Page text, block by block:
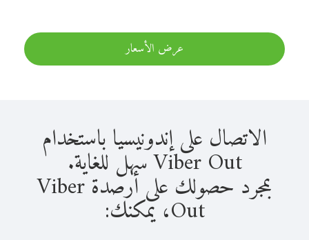
عرض الأسعار
الاتصال على إندونيسيا باستخدام
Viber Out سهل للغاية.
بمجرد حصولك على أرصدة Viber
Out، يمكنك: